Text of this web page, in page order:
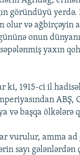
göründüyü yerdə.
olur və ağbirçəyin
onun
yaxın
ki, 1915-ci il
ABŞ,
və başqa ölkələrə
vurulur, amma ad
sayı gələnlərdən